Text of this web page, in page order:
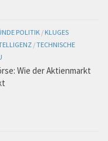
POLITIK / KLUGES
/TECHNISCHE
Wie der Aktienmarkt